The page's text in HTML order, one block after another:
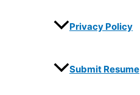
Privacy Policy
Submit Resume